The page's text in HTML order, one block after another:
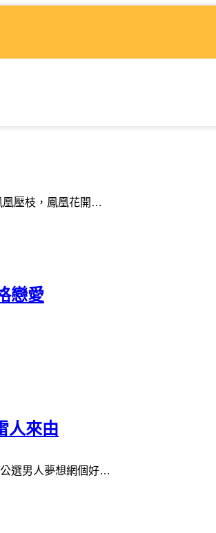
枝，鳳凰花開…
戀愛
人來由
選男人夢想網個好…